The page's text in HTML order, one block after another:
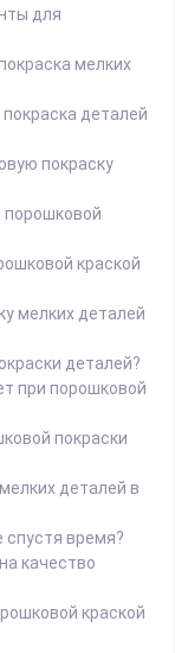
для
мелких
деталей
покраску
порошковой
краской
мелких деталей
деталей?
при порошковой
покраски
деталей в
спустя время?
качество
краской